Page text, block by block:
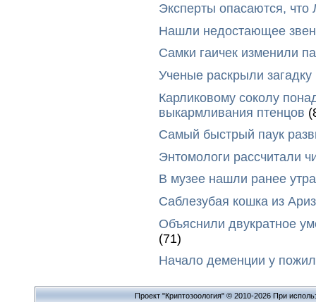
Эксперты опасаются,
Нашли недостающее
Самки гаичек изменили
Ученые раскрыли загадку
Карликовому соколу
выкармливания птенцов
Самый быстрый паук
Энтомологи рассчитали
В музее нашли ранее
Саблезубая кошка из
Объяснили двукратное
(71)
Начало деменции у
Проект "Криптозоология" © 2010-2026 При